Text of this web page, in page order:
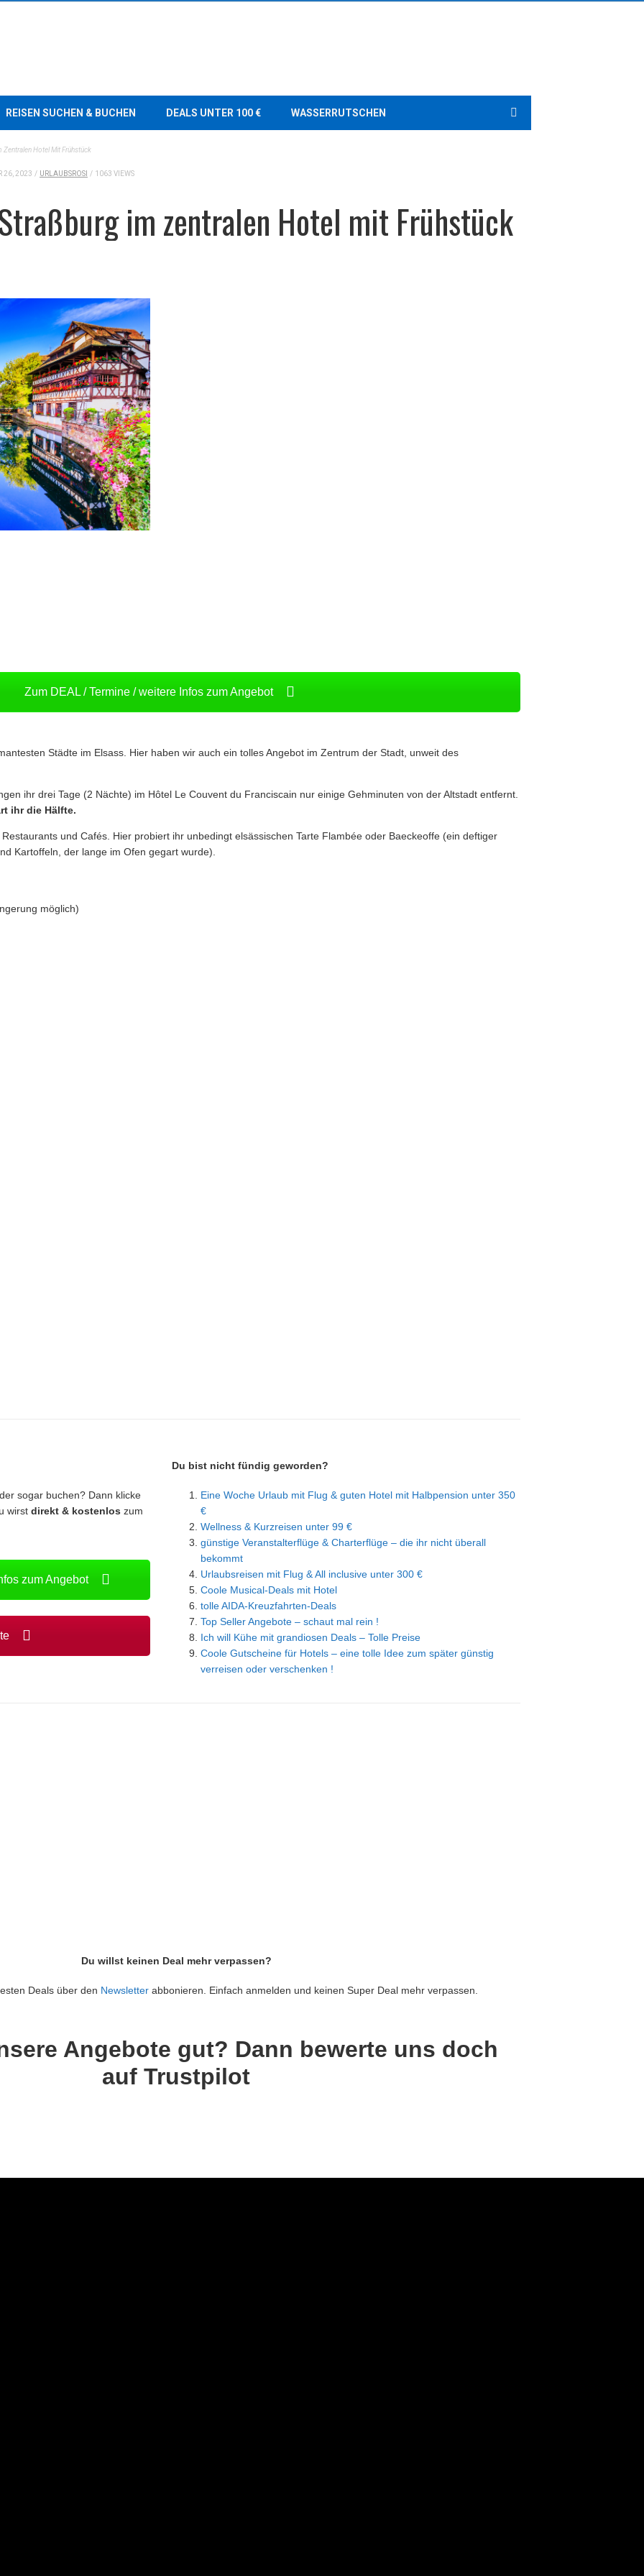
REISEN SUCHEN & BUCHEN DEALS UNTER 100 € WASSERRUTSCHEN
Zentralen Hotel Mit Frühstück
26, 2023 / URLAUBSROSI / 1063 VIEWS
im zentralen Hotel mit Frühstück
Zum DEAL / Termine / weitere Infos zum Angebot
Städte im Elsass. Hier haben wir auch ein tolles Angebot im Zentrum der Stadt, unweit des
ihr drei Tage (2 Nächte) im Hôtel Le Couvent du Franciscain nur einige Gehminuten von der Altstadt entfernt.
ihr die Hälfte.
und Cafés. Hier probiert ihr unbedingt elsässischen Tarte Flambée oder Baeckeoffe (ein deftiger
Kartoffeln, der lange im Ofen gegart wurde).
möglich)
sogar buchen? Dann klicke
wirst direkt & kostenlos zum
zum Angebot
Du bist nicht fündig geworden?
Eine Woche Urlaub mit Flug & guten Hotel mit Halbpension unter 350
€
Wellness & Kurzreisen unter 99 €
günstige Veranstalterflüge & Charterflüge – die ihr nicht überall
bekommt
Urlaubsreisen mit Flug & All inclusive unter 300 €
Coole Musical-Deals mit Hotel
tolle AIDA-Kreuzfahrten-Deals
Top Seller Angebote – schaut mal rein !
Ich will Kühe mit grandiosen Deals – Tolle Preise
Coole Gutscheine für Hotels – eine tolle Idee zum später günstig
verreisen oder verschenken !
Du willst keinen Deal mehr verpassen?
Deals über den Newsletter abbonieren. Einfach anmelden und keinen Super Deal mehr verpassen.
Angebote gut? Dann bewerte uns doch
auf Trustpilot